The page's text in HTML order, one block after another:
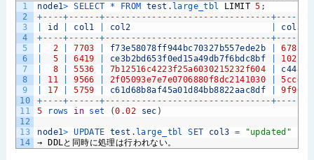
1
2
3
4
5
6
7
8
9
10
11
12
13
14
node1> SELECT * FROM test . large_tbl LIMIT 5 ;
+ -- --+ -- -- --+ -- -- -- -- -- -- -- -- -- -- -- -- -- -- -- --+-- --
id col1 col2
col3
+ -- --+ -- -- --+ -- -- -- -- -- -- -- -- -- -- -- -- -- -- -- --+-- --
2 7703 f73e58078ff944bc70327b557ede2b
5 6419 ce3b2bd653f0ed15a49db7f6bdc8bf
8 5536 7b12516c4223f25a6030215232f604
11 9566 2f05093e7e7e0706880f8dc2141030
17 5759 c61d68b8af45a01d84bb8822aac8df
+ -- --+ -- -- --+ -- -- -- -- -- -- -- -- -- -- -- -- -- -- -- --+-- --
5
rows in set (0.02 sec )
node1> UPDATE test . large_tbl SET col3 = "updated"
→ DDL と同時に処理は行われない。